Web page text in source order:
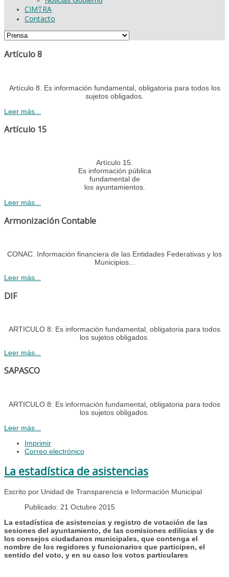
CIMTRA
Contacto
Artículo 8
Artículo 8. Es información fundamental, obligatoria para todos los
sujetos obligados.
Leer más...
Artículo 15
Artículo 15.
Es información pública
fundamental de
los ayuntamientos.
Leer más...
Armonización Contable
CONAC. Información financiera de las Entidades Federativas y los
Municipios...
Leer más...
DIF
ARTICULO 8: Es información fundamental, obligatoria para todos
los sujetos obligados.
Leer más...
SAPASCO
ARTICULO 8: Es información fundamental, obligatoria para todos
los sujetos obligados.
Leer más...
Imprimir
Correo electrónico
La estadística de asistencias
Escrito por Unidad de Transparencia e Información Municipal
Publicado: 21 Octubre 2015
La estadística de asistencias y registro de votación de las
sesiones del ayuntamiento, de las comisiones edilicias y de
los consejos ciudadanos municipales, que contenga el
nombre de los regidores y funcionarios que participen, el
sentido del voto, y en su caso los votos particulares